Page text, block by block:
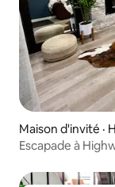
Maison d'invité ·
Escapade à